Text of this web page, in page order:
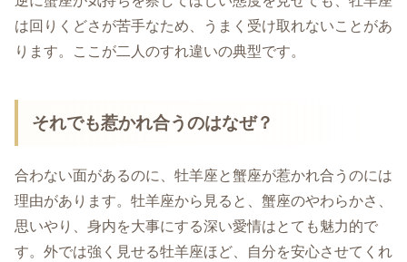
は回りくどさが苦手なため、うまく受け取れないことがあ
ります。ここが二人のすれ違いの典型です。
それでも惹かれ合うのはなぜ？
合わない面があるのに、牡羊座と蟹座が惹かれ合うのには
理由があります。牡羊座から見ると、蟹座のやわらかさ、
思いやり、身内を大事にする深い愛情はとても魅力的で
す。外では強く見せる牡羊座ほど、自分を安心させてくれ